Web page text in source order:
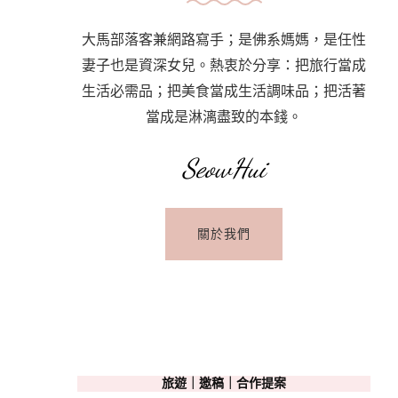
大馬部落客兼網路寫手；是佛系媽媽，是任性
妻子也是資深女兒。熱衷於分享：把旅行當成
生活必需品；把美食當成生活調味品；把活著
當成是淋漓盡致的本錢。
SeowHui
關於我們
旅遊｜邀稿｜合作提案